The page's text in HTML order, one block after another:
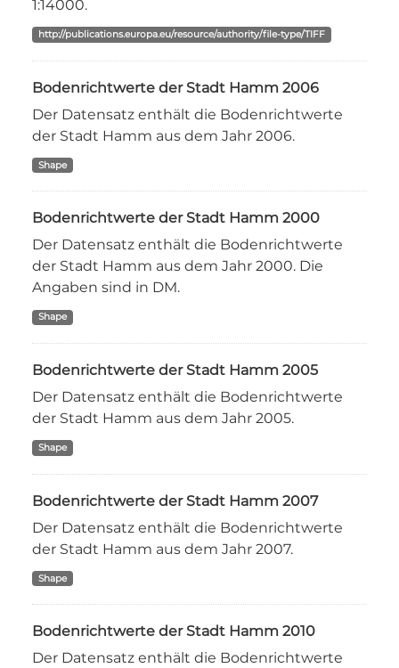
1:14000.
http://publications.europa.eu/resource/authority/file-type/TIFF
Bodenrichtwerte der Stadt Hamm 2006
Der Datensatz enthält die Bodenrichtwerte
der Stadt Hamm aus dem Jahr 2006.
Shape
Bodenrichtwerte der Stadt Hamm 2000
Der Datensatz enthält die Bodenrichtwerte
der Stadt Hamm aus dem Jahr 2000. Die
Angaben sind in DM.
Shape
Bodenrichtwerte der Stadt Hamm 2005
Der Datensatz enthält die Bodenrichtwerte
der Stadt Hamm aus dem Jahr 2005.
Shape
Bodenrichtwerte der Stadt Hamm 2007
Der Datensatz enthält die Bodenrichtwerte
der Stadt Hamm aus dem Jahr 2007.
Shape
Bodenrichtwerte der Stadt Hamm 2010
Der Datensatz enthält die Bodenrichtwerte